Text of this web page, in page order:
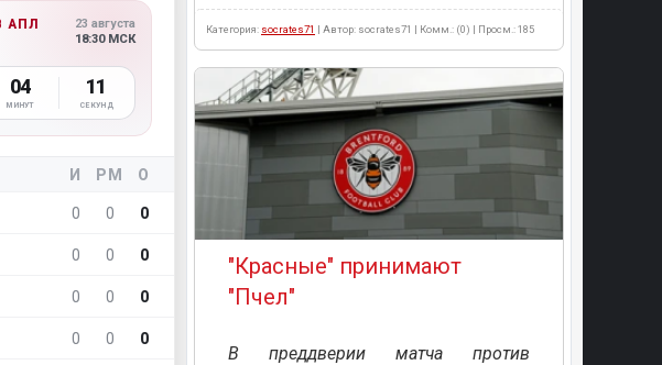
АПЛ
23 августа
18:30 МСК
04
МИНУТ
10
СЕКУНД
И РМ О
0 0 0
0 0 0
0 0 0
0 0 0
Категория: socrates71 | Автор: socrates71 | Комм.: (0) | Просм.: 185
"Красные" принимают
"Пчел"
В преддверии матча против